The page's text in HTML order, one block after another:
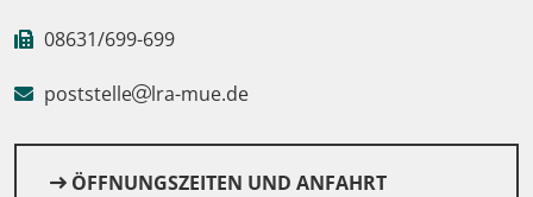
08631/699-699
poststelle lra-mue.de
ÖFFNUNGSZEITEN UND ANFAHRT